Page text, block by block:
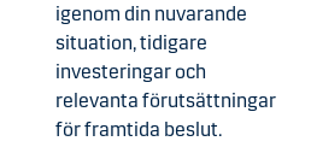
igenom din nuvarande
situation, tidigare
investeringar och
relevanta förutsättningar
för framtida beslut.